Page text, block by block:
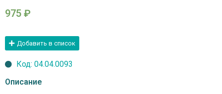
975 ₽
Добавить в список
Код: 04.04.0093
Описание